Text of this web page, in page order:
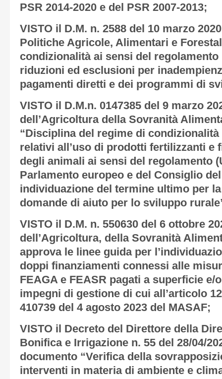
PSR 2014-2020 e del PSR 2007-2013;
VISTO il D.M. n. 2588 del 10 marzo
Politiche Agricole, Alimentari e
condizionalità ai sensi del regolamento
riduzioni ed esclusioni per
pagamenti diretti e dei programmi di
VISTO il D.M.n. 0147385 del 9 marzo
dell’Agricoltura della Sovranità
“Disciplina del regime di
relativi all’uso di prodotti fertilizzanti e
degli animali ai sensi del regolamento
Parlamento europeo e del Consiglio
individuazione del termine ultimo per
domande di aiuto per lo sviluppo
VISTO il D.M. n. 550630 del 6 ottobre
dell’Agricoltura, della Sovranità
approva le linee guida per
doppi finanziamenti connessi alle
FEAGA e FEASR pagati a superficie e/
impegni di gestione di cui all’articolo
410739 del 4 agosto 2023 del MASAF;
VISTO il Decreto del Direttore della
Bonifica e Irrigazione n. 55 del 28/04/
documento “Verifica della
interventi in materia di ambiente e